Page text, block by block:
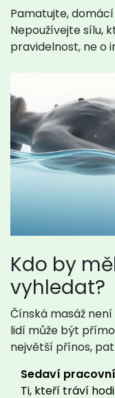
Pamatujte,
Nepoužívejte sílu,
pravidelnost, ne o
Kdo by
vyhledat?
Čínská masáž
lidí může být
největší přínos,
Sedaví
Ti, kteří tráví